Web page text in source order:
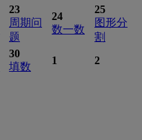
23
周期问
题
24
数一数
25
图形分
割
30
填数
1 2